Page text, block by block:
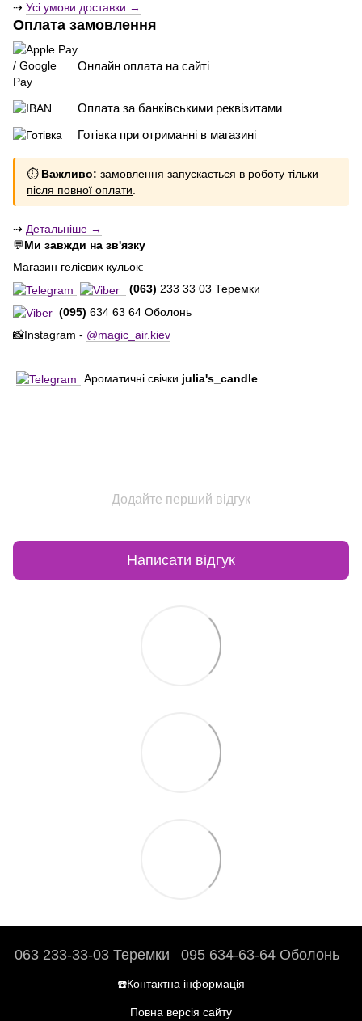
⇢ Усі умови доставки →
Оплата замовлення
Онлайн оплата на сайті
Оплата за банківськими реквізитами
Готівка при отриманні в магазині
⏱ Важливо: замовлення запускається в роботу тільки
після повної оплати.
⇢ Детальніше →
💬Ми завжди на зв'язку
Магазин гелієвих кульок:
(063) 233 33 03 Теремки
(095) 634 63 64 Оболонь
📸Instagram - @magic_air.kiev
Ароматичні свічки julia's_candle
Додайте перший відгук
Написати відгук
063 233-33-03 Теремки 095 634-63-64 Оболонь
☎️Контактна інформація
Повна версія сайту